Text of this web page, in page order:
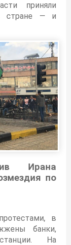
приняли
стране — и
Ирана
по
в
банки,
На